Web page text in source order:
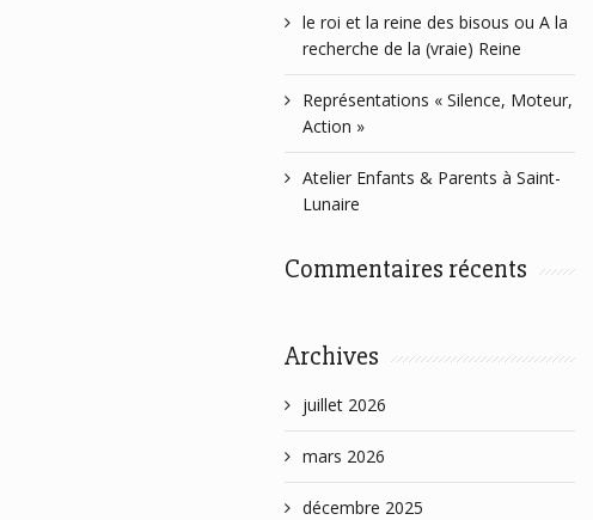
le roi et la reine des bisous ou A la
recherche de la (vraie) Reine
Représentations « Silence, Moteur,
Action »
Atelier Enfants & Parents à Saint-
Lunaire
Commentaires récents
Archives
juillet 2026
mars 2026
décembre 2025